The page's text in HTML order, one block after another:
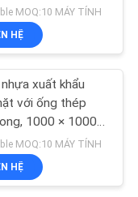
MOQ:10 MÁY TÍNH
HỆ
xuất khẩu
với ống thép
1000 × 1000 ×
MOQ:10 MÁY TÍNH
HỆ